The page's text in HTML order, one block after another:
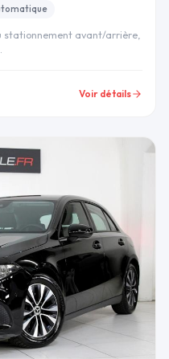
stationnement avant/arrière,
Voir détails